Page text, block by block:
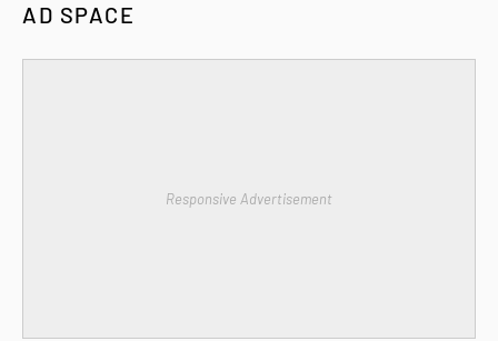
AD SPACE
Responsive Advertisement